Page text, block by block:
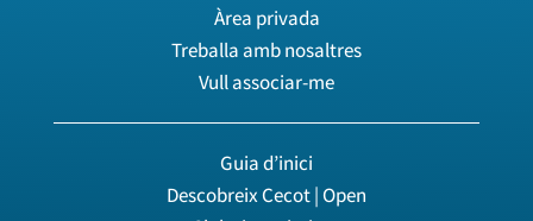
Àrea privada
Treballa amb nosaltres
Vull associar-me
Guia d’inici
Descobreix Cecot | Open